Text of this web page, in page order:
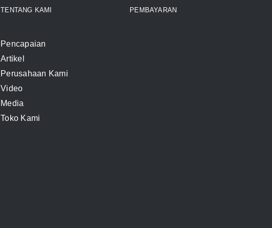
TENTANG KAMI
Pencapaian
Artikel
Perusahaan Kami
Video
Media
Toko Kami
PEMBAYARAN